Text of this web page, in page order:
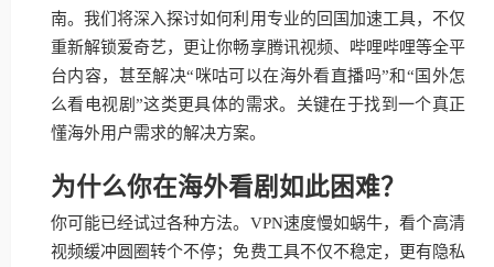
南。我们将深入探讨如何利用专业的回国加速工具，不仅
重新解锁爱奇艺，更让你畅享腾讯视频、哔哩哔哩等全平
台内容，甚至解决“咪咕可以在海外看直播吗”和“国外怎
么看电视剧”这类更具体的需求。关键在于找到一个真正
懂海外用户需求的解决方案。
为什么你在海外看剧如此困难？
你可能已经试过各种方法。VPN速度慢如蜗牛，看个高清
视频缓冲圆圈转个不停；免费工具不仅不稳定，更有隐私